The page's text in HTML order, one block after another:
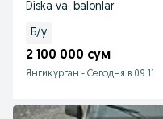
Diska va. balonlar
Б/у
2 100 000 сум
Янгикурган - Сегодня в 09:11